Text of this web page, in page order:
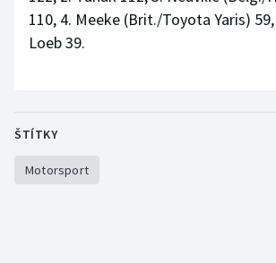
110, 4. Meeke (Brit./Toyota Yaris) 59,
Loeb 39.
ŠTÍTKY
Motorsport